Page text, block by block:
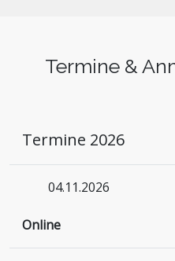
Termine &
Termine 2026
04.11.2026
Online